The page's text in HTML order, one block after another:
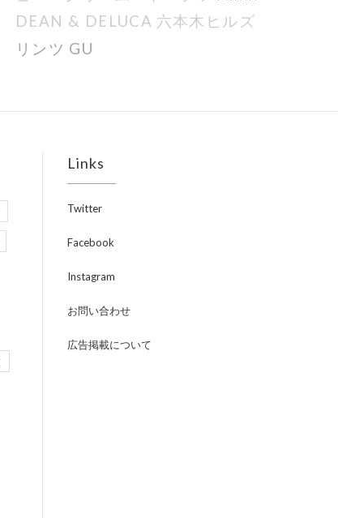
DEAN & DELUCA 六本木ヒルズ
リンツ GU
Links
Twitter
Facebook
Instagram
お問い合わせ
広告掲載について